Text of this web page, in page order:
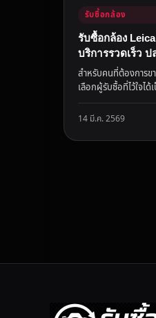
รับซื้อกล้อง
รับซื้อกล้อง
บริการรวดเร็ว
สำหรับคนที่ต้องการ
เลือกผู้รับซื้อที่ไว้ใจไ
การรับซื...
14 มี.ค. 2569